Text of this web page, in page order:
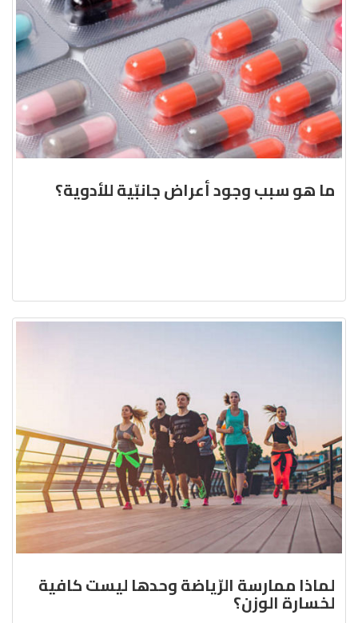
ما هو سبب وجود أعراض جانبّية للأدوية؟
لماذا ممارسة الرّياضة وحدها ليست كافية
لخسارة الوزن؟